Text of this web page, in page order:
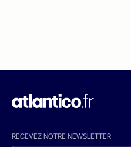
RECEVEZ NOTRE NEWSLETTER